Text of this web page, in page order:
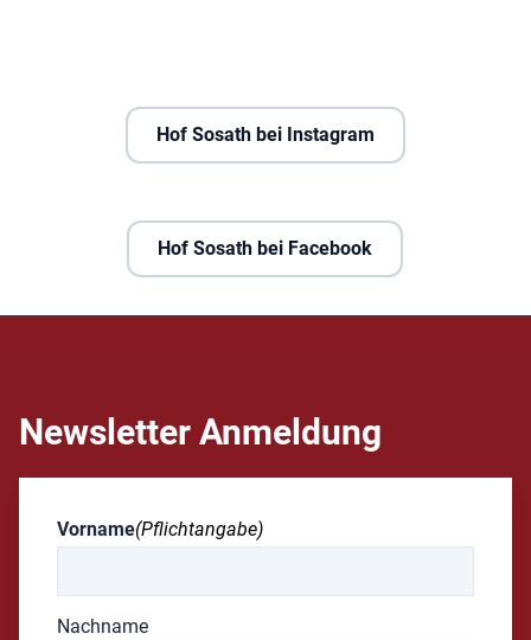
Hof Sosath bei Instagram
Hof Sosath bei Facebook
Newsletter Anmeldung
Vorname(Pflichtangabe)
Nachname